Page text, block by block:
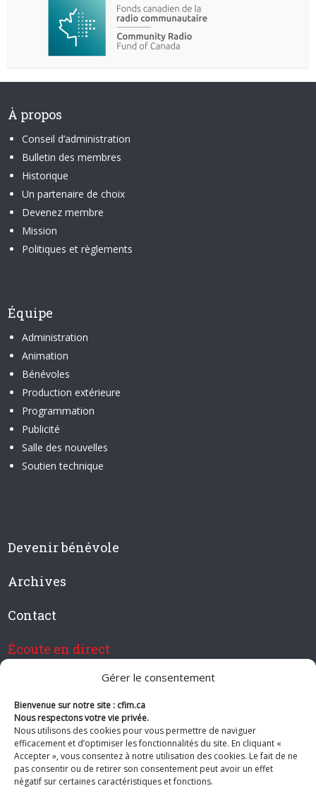
Gérer le consentement
Bienvenue sur notre site : cfim.ca
Nous respectons votre vie privée.
Nous utilisons des cookies pour vous permettre de naviguer
efficacement et d’optimiser les fonctionnalités du site. En cliquant «
Accepter », vous consentez à notre utilisation des cookies. Le fait de ne
pas consentir ou de retirer son consentement peut avoir un effet
négatif sur certaines caractéristiques et fonctions.
À propos
Conseil d’administration
Bulletin des membres
Historique
Un partenaire de choix
Devenez membre
Mission
Politiques et règlements
Équipe
Administration
Animation
Bénévoles
Production extérieure
Programmation
Publicité
Salle des nouvelles
Soutien technique
Devenir bénévole
Archives
Contact
Écoute en direct
Devenir membre de CFIM
Suivez-nous